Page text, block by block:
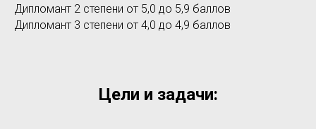
Дипломант 2 степени от 5,0 до 5,9 баллов
Дипломант 3 степени от 4,0 до 4,9 баллов
Цели и задачи: